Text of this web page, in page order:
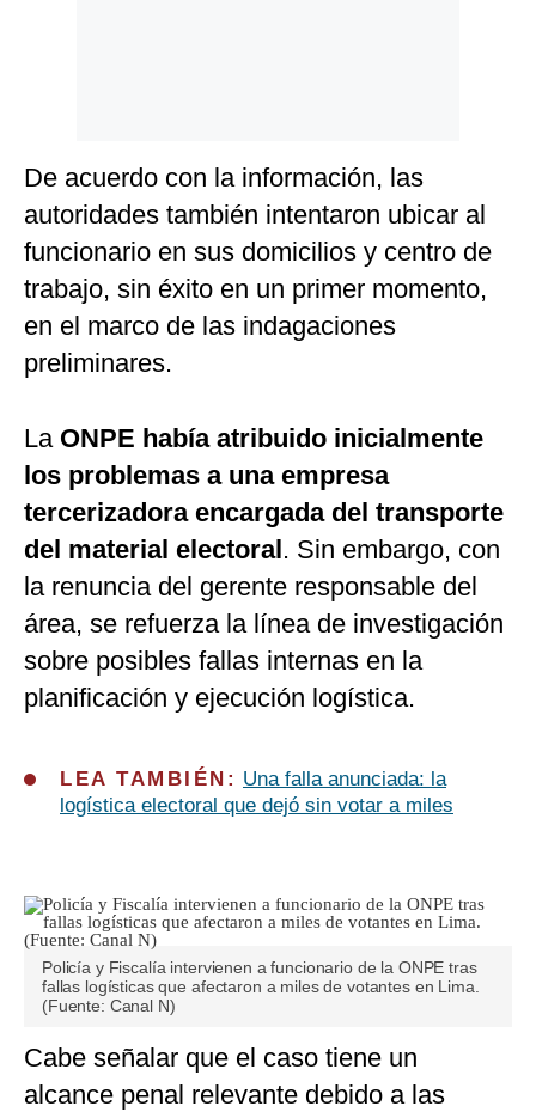
De acuerdo con la información, las
autoridades también intentaron ubicar al
funcionario en sus domicilios y centro de
trabajo, sin éxito en un primer momento,
en el marco de las indagaciones
preliminares.
La ONPE había atribuido inicialmente
los problemas a una empresa
tercerizadora encargada del transporte
del material electoral. Sin embargo, con
la renuncia del gerente responsable del
área, se refuerza la línea de investigación
sobre posibles fallas internas en la
planificación y ejecución logística.
LEA TAMBIÉN: Una falla anunciada: la
logística electoral que dejó sin votar a miles
Policía y Fiscalía intervienen a funcionario de la ONPE tras
fallas logísticas que afectaron a miles de votantes en Lima.
(Fuente: Canal N)
Cabe señalar que el caso tiene un
alcance penal relevante debido a las